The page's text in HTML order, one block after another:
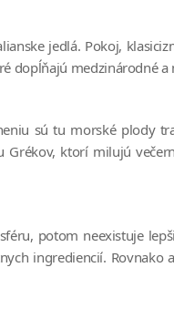
jedlá. Pokoj,
dopĺňajú medzinárodné a
sú tu morské plody
ktorí milujú
potom neexistuje
ingrediencií. Rovnako